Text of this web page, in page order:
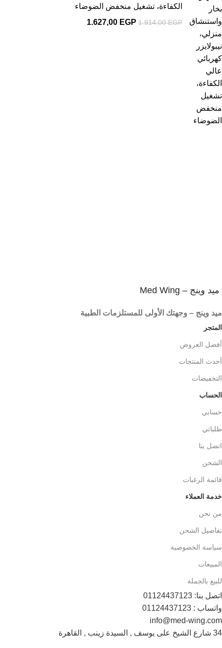
الكفاءة، تشغيل منخفض الضوضاء
1.914,00EGP
1.627,00 EGP
ميد وينج – Med Wing
ميد وينج – وجهتك الأولى للمستلزمات الطبية
المتجر
أفضل العروض
أحدث المنتجات
التخفيضات
الحساب
حسابي
طلباتي
اتصل بنا
الشحن
قائمة الرغبات
خدمة العملاء
من نحن
تفاصيل الشحن
سياسة الخصوصية
المبيعات
للبيع بالجملة
اتصل بنا: 01124437123
واتساب : 01124437123
info@med-wing.com
34 شارع الشيخ على يوسف , السيدة زينب , القاهرة